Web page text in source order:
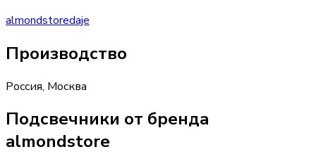
almondstoredaje
Производство
Россия, Москва
Подсвечники от бренда
almondstore